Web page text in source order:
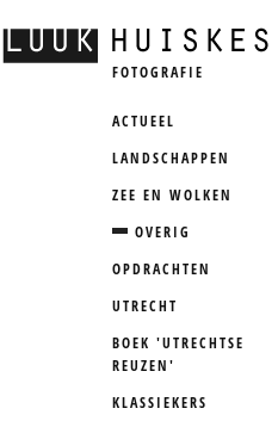
FOTOGRAFIE
ACTUEEL
LANDSCHAPPEN
ZEE EN WOLKEN
OVERIG
OPDRACHTEN
UTRECHT
BOEK 'UTRECHTSE
REUZEN'
KLASSIEKERS